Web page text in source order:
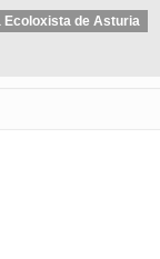
Ecoloxista de Asturia